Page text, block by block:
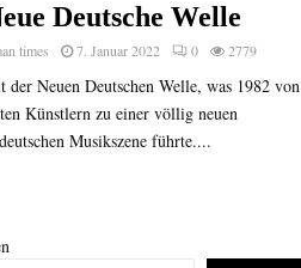
Deutsche Welle
times 7. Januar 2022 0 2779
der Neuen Deutschen Welle, was 1982 von
Künstlern zu einer völlig neuen
Musikszene führte....